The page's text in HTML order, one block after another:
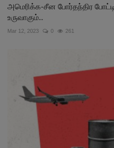
அமெரிக்க-சீன போர்தந்திர
உருவாகும்...
Mar 12, 2023 0 261